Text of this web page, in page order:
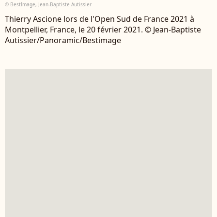
© BestImage, Jean-Baptiste Autissier
Thierry Ascione lors de l'Open Sud de France 2021 à
Montpellier, France, le 20 février 2021. © Jean-Baptiste
Autissier/Panoramic/Bestimage